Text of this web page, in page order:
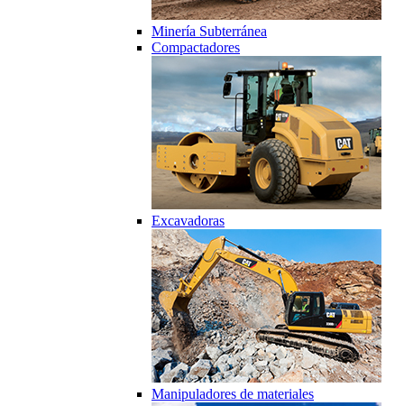
Minería Subterránea
Compactadores
Excavadoras
Manipuladores de materiales